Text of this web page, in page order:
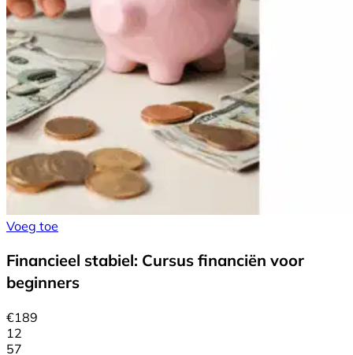
Voeg toe
Financieel stabiel: Cursus financiën voor
beginners
€189
12
57